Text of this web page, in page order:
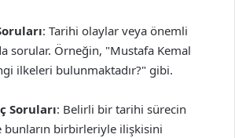
: Tarihi olaylar veya önemli
sorular. Örneğin, "Mustafa Kemal
ilkeleri bulunmaktadır?" gibi.
Soruları: Belirli bir tarihi sürecin
bunların birbirleriyle ilişkisini